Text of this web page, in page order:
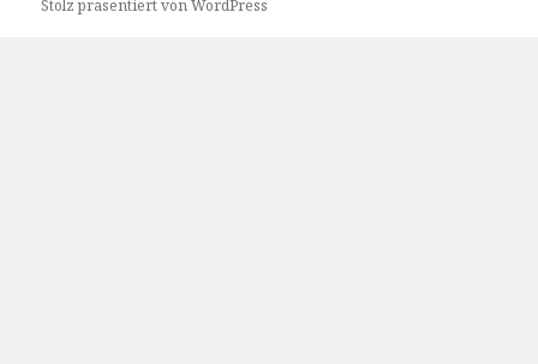
Stolz präsentiert von WordPress